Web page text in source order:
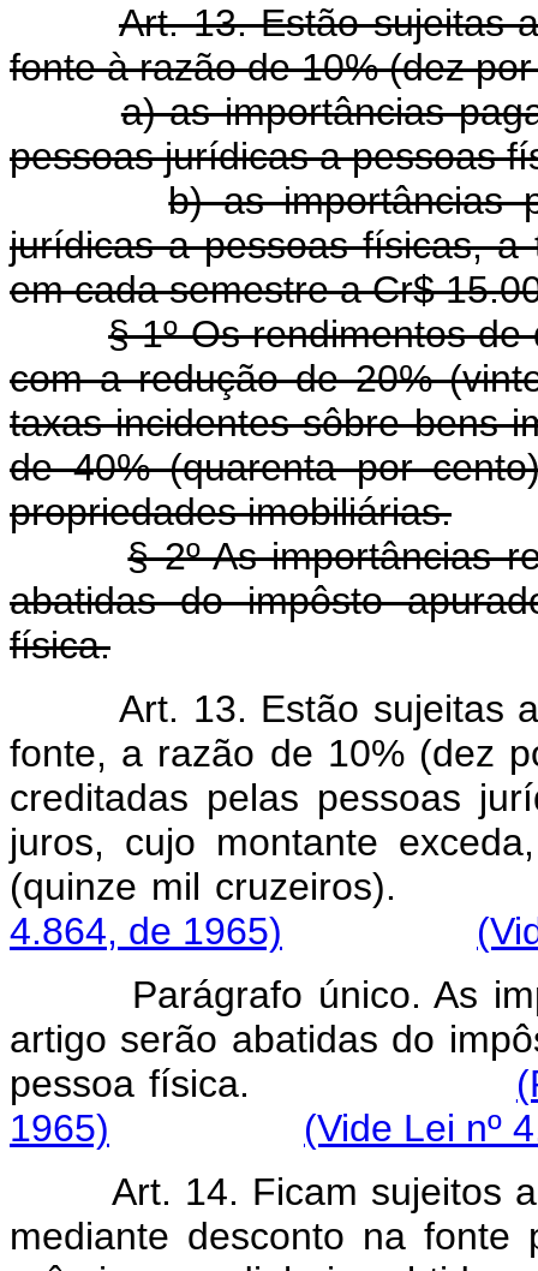
Art. 13. Estão sujeitas
fonte à razão de 10% (dez
a) as importâncias
pessoas jurídicas a pessoas
b) as importâncias
jurídicas a pessoas físicas,
em cada semestre a Cr$
§ 1º Os rendimentos
com a redução de 20%
taxas incidentes sôbre bens
de 40% (quarenta por
propriedades imobiliárias.
§ 2º As importâncias
abatidas do impôsto
física.
Art. 13. Estão sujeitas
fonte, a razão de 10% (dez
creditadas pelas pessoas
juros, cujo montante
(quinze mil
4.864, de 1965)
Parágrafo único. As
artigo serão abatidas do
pessoa física.
1965)
(Vide Lei nº
Art. 14. Ficam sujeitos
mediante desconto na fonte